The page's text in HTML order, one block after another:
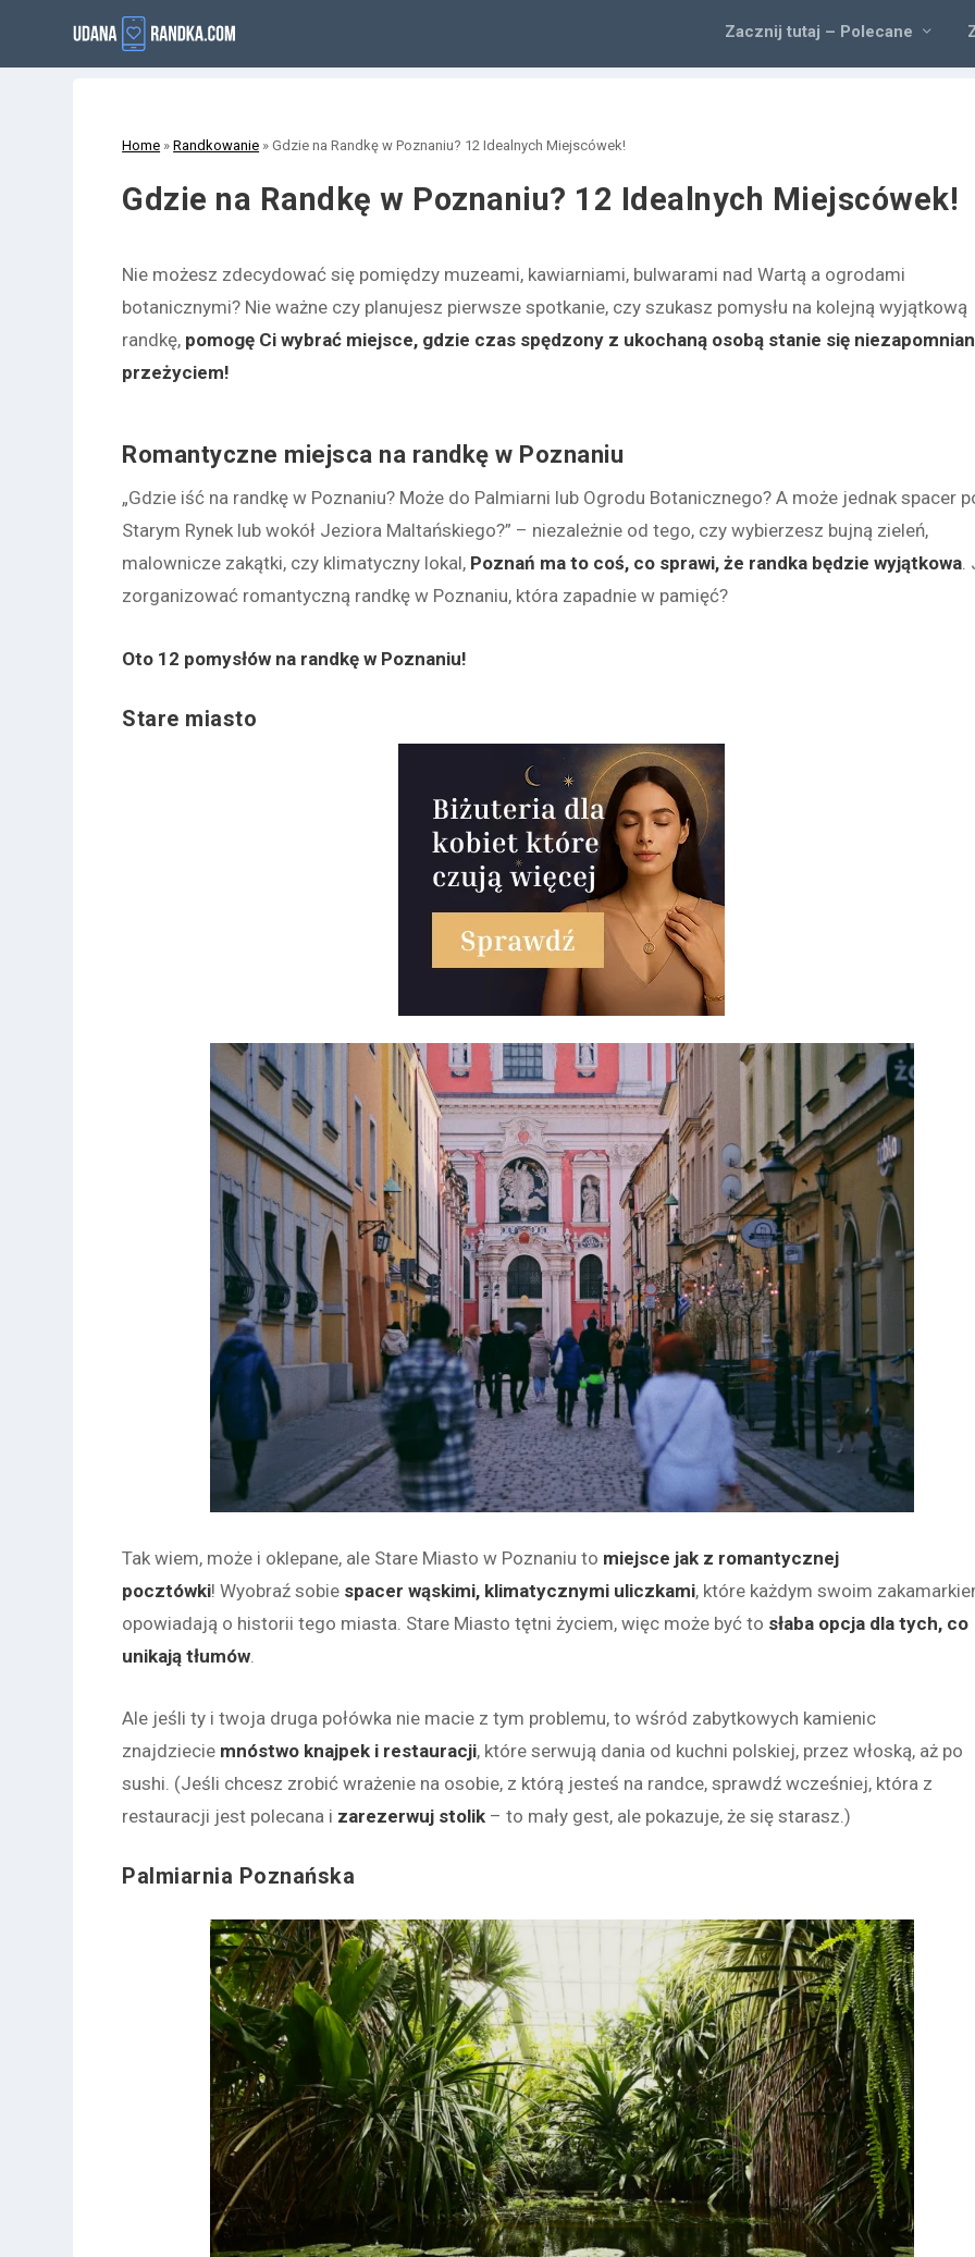
Zacznij tutaj – Polecane
Home »Randkowanie »Gdzie na Randkę w Poznaniu? 12 Idealnych Miejscówek!
Gdzie na Randkę w Poznaniu? 12 Idealnych Miejscówek!
Nie możesz zdecydować się pomiędzy muzeami, kawiarniami, bulwarami nad Wartą a ogrodami
botanicznymi? Nie ważne czy planujesz pierwsze spotkanie, czy szukasz pomysłu na kolejną wyjątkową
randkę, pomogę Ci wybrać miejsce, gdzie czas spędzony z ukochaną osobą stanie się
przeżyciem!
Romantyczne miejsca na randkę w Poznaniu
„Gdzie iść na randkę w Poznaniu? Może do Palmiarni lub Ogrodu Botanicznego? A może jednak spacer
Starym Rynek lub wokół Jeziora Maltańskiego?” – niezależnie od tego, czy wybierzesz bujną zieleń,
malownicze zakątki, czy klimatyczny lokal, Poznań ma to coś, co sprawi, że randka będzie wyjątkowa.
zorganizować romantyczną randkę w Poznaniu, która zapadnie w pamięć?
Oto 12 pomysłów na randkę w Poznaniu!
Stare miasto
Tak wiem, może i oklepane, ale Stare Miasto w Poznaniu to miejsce jak z romantycznej
pocztówki! Wyobraź sobie spacer wąskimi, klimatycznymi uliczkami, które każdym swoim
opowiadają o historii tego miasta. Stare Miasto tętni życiem, więc może być to słaba opcja dla tych, co
unikają tłumów.
Ale jeśli ty i twoja druga połówka nie macie z tym problemu, to wśród zabytkowych kamienic
znajdziecie mnóstwo knajpek i restauracji, które serwują dania od kuchni polskiej, przez włoską, aż po
sushi. (Jeśli chcesz zrobić wrażenie na osobie, z którą jesteś na randce, sprawdź wcześniej, która z
restauracji jest polecana i zarezerwuj stolik – to mały gest, ale pokazuje, że się starasz.)
Palmiarnia Poznańska